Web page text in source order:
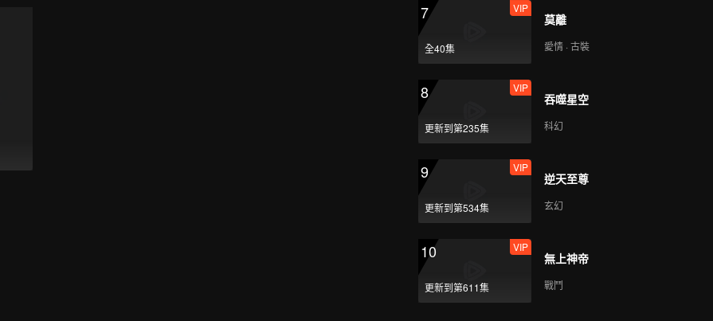
最後的時光_07C
最後的時光_08A
最後的時光_08B
最後的時光_08C
7
全40集
VIP
莫離
愛情 · 古裝
8
更新到第235集
VIP
吞噬星空
科幻
9
更新到第534集
VIP
逆天至尊
玄幻
10
更新到第611集
VIP
無上神帝
戰鬥